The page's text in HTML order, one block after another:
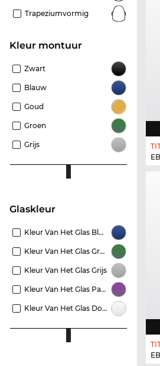
Trapeziumvormig
Kleur montuur
Zwart
Blauw
Goud
Groen
Grijs
Glaskleur
Kleur Van Het Glas Blauw
Kleur Van Het Glas Groen
Kleur Van Het Glas Grijs
Kleur Van Het Glas Paars
Kleur Van Het Glas Doorzichtig